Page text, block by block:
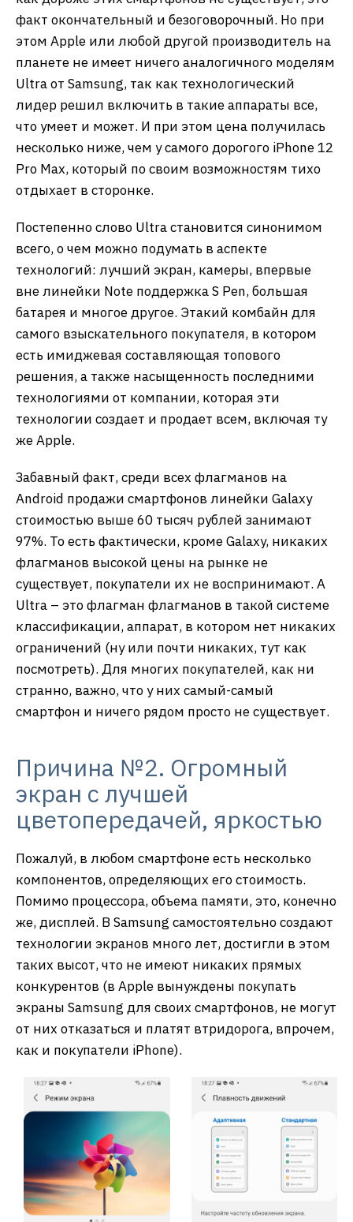
факт окончательный и безоговорочный. Но при
этом Apple или любой другой производитель на
планете не имеет ничего аналогичного моделям
Ultra от Samsung, так как технологический
лидер решил включить в такие аппараты все,
что умеет и может. И при этом цена получилась
несколько ниже, чем у самого дорогого iPhone 12
Pro Max, который по своим возможностям тихо
отдыхает в сторонке.
Постепенно слово Ultra становится синонимом
всего, о чем можно подумать в аспекте
технологий: лучший экран, камеры, впервые
вне линейки Note поддержка S Pen, большая
батарея и многое другое. Этакий комбайн для
самого взыскательного покупателя, в котором
есть имиджевая составляющая топового
решения, а также насыщенность последними
технологиями от компании, которая эти
технологии создает и продает всем, включая ту
же Apple.
Забавный факт, среди всех флагманов на
Android продажи смартфонов линейки Galaxy
стоимостью выше 60 тысяч рублей занимают
97%. То есть фактически, кроме Galaxy, никаких
флагманов высокой цены на рынке не
существует, покупатели их не воспринимают. А
Ultra – это флагман флагманов в такой системе
классификации, аппарат, в котором нет никаких
ограничений (ну или почти никаких, тут как
посмотреть). Для многих покупателей, как ни
странно, важно, что у них самый-самый
смартфон и ничего рядом просто не существует.
Причина №2. Огромный
экран с лучшей
цветопередачей, яркостью
Пожалуй, в любом смартфоне есть несколько
компонентов, определяющих его стоимость.
Помимо процессора, объема памяти, это, конечно
же, дисплей. В Samsung самостоятельно создают
технологии экранов много лет, достигли в этом
таких высот, что не имеют никаких прямых
конкурентов (в Apple вынуждены покупать
экраны Samsung для своих смартфонов, не могут
от них отказаться и платят втридорога, впрочем,
как и покупатели iPhone).